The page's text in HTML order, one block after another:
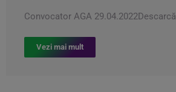
Convocator AGA 29.04.2022Descarcă
Vezi mai mult